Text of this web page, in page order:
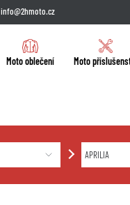
info@2hmoto.cz
Moto oblečení Moto